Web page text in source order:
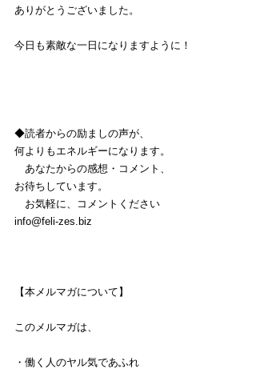
ありがとうございました。
今日も素敵な一日になりますように！
◆読者からの励ましの声が、
何よりもエネルギーになります。
あなたからの感想・コメント、
お待ちしています。
お気軽に、コメントください
info@feli-zes.biz
【本メルマガについて】
このメルマガは、
・働く人のヤル気であふれ